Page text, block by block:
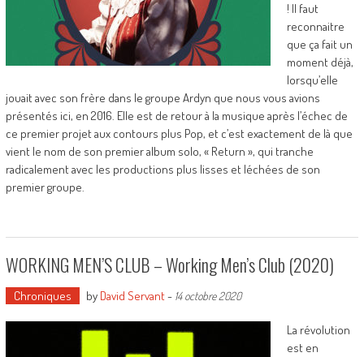
! Il faut
reconnaitre
que ça fait un
moment déjà,
lorsqu’elle
jouait avec son frère dans le groupe Ardyn que nous vous avions
présentés ici, en 2016. Elle est de retour à la musique après l’échec de
ce premier projet aux contours plus Pop, et c’est exactement de là que
vient le nom de son premier album solo, « Return », qui tranche
radicalement avec les productions plus lisses et léchées de son
premier groupe.
WORKING MEN’S CLUB – Working Men’s Club (2020)
Chroniques by David Servant- 14 octobre 2020
La révolution
est en